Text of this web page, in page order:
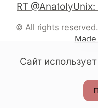
© All rights
Сайт